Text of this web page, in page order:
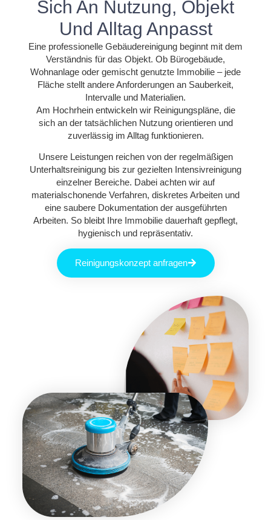
Sich An Nutzung, Objekt
Und Alltag Anpasst
Eine professionelle Gebäudereinigung beginnt mit dem
Verständnis für das Objekt. Ob Bürogebäude,
Wohnanlage oder gemischt genutzte Immobilie – jede
Fläche stellt andere Anforderungen an Sauberkeit,
Intervalle und Materialien.
Am Hochrhein entwickeln wir Reinigungspläne, die
sich an der tatsächlichen Nutzung orientieren und
zuverlässig im Alltag funktionieren.
Unsere Leistungen reichen von der regelmäßigen
Unterhaltsreinigung bis zur gezielten Intensivreinigung
einzelner Bereiche. Dabei achten wir auf
materialschonende Verfahren, diskretes Arbeiten und
eine saubere Dokumentation der ausgeführten
Arbeiten. So bleibt Ihre Immobilie dauerhaft gepflegt,
hygienisch und repräsentativ.
Reinigungskonzept anfragen